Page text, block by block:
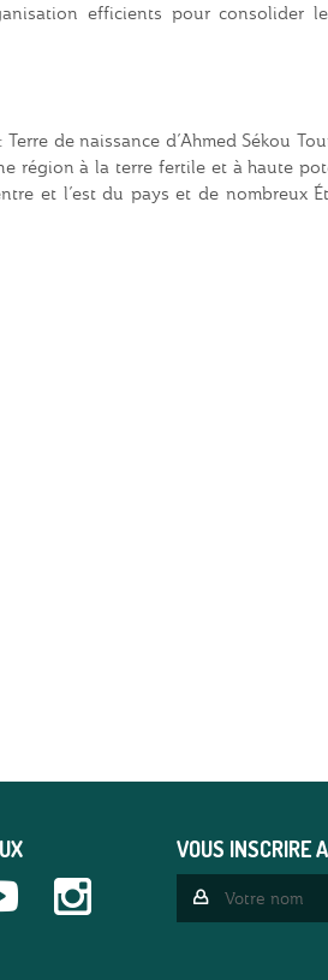
efficients pour consolider
de naissance d’Ahmed Sékou
région à la terre fertile et à haute
et l’est du pays et de nombreux
VOUS INSCRIRE